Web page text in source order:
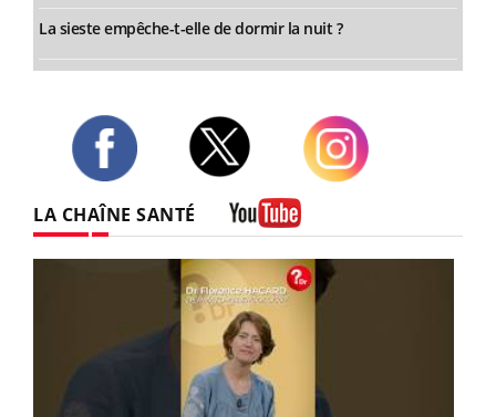
La sieste empêche-t-elle de dormir la nuit ?
LA CHAÎNE SANTÉ